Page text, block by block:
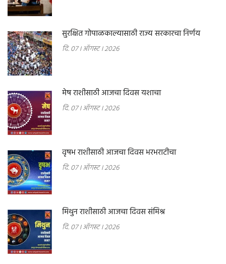
सुरक्षित गोपाळकाल्यासाठी राज्य सरकारचा निर्णय
दि. 07 । ऑगस्ट । 2026
मेष राशीसाठी आजचा दिवस यशाचा
दि. 07 । ऑगस्ट । 2026
वृषभ राशीसाठी आजचा दिवस भरभराटीचा
दि. 07 । ऑगस्ट । 2026
मिथुन राशीसाठी आजचा दिवस संमिश्र
दि. 07 । ऑगस्ट । 2026